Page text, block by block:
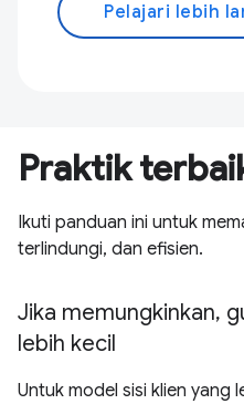
Pelajari lebih
Praktik
Ikuti panduan ini untuk
terlindungi, dan efisien.
Jika memungkinkan,
lebih kecil
Untuk model sisi klien yang